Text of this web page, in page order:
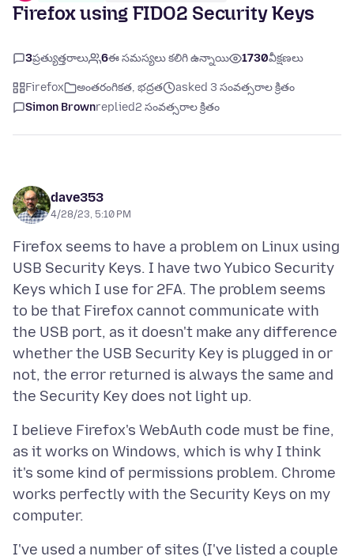
Firefox using FIDO2 Security Keys
3ప్రత్యుత్తరాలు 6ఈ సమస్యలు కలిగి ఉన్నాయి 1730వీక్షణలు
Firefox అంతరంగికత, భద్రత
asked 3 సంవత్సరాల క్రితం
Simon Brownreplied2 సంవత్సరాల క్రితం
dave353
4/28/23, 5:10 PM
Firefox seems to have a problem on Linux using
USB Security Keys. I have two Yubico Security
Keys which I use for 2FA. The problem seems
to be that Firefox cannot communicate with
the USB port, as it doesn't make any difference
whether the USB Security Key is plugged in or
not, the error returned is always the same and
I believe Firefox's WebAuth code must be fine,
as it works on Windows, which is why I think
it's some kind of permissions problem. Chrome
works perfectly with the Security Keys on my
I've used a number of sites (I've listed a couple